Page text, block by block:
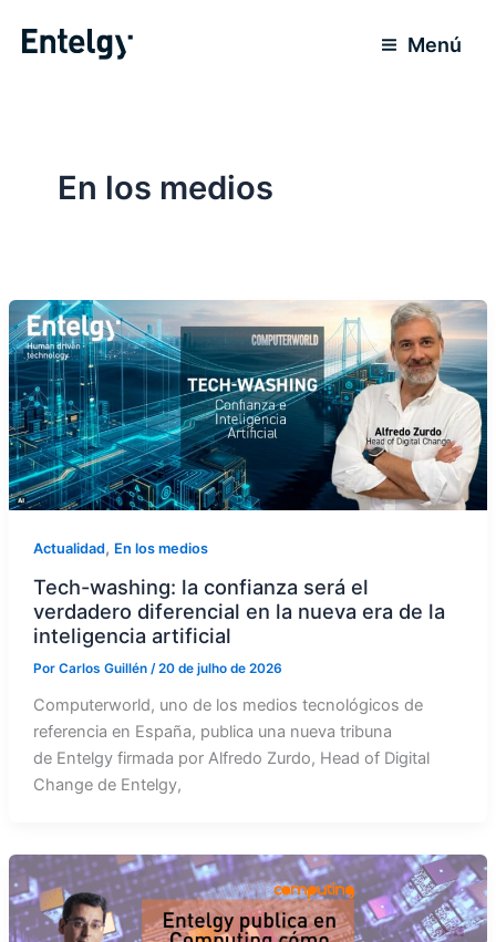
para
Menú
En los medios
Actualidad, En los medios
Tech-washing: la confianza será el
verdadero diferencial en la nueva era de la
inteligencia artificial
Por Carlos Guillén /20 de julho de 2026
Computerworld, uno de los medios tecnológicos de
referencia en España, publica una nueva tribuna
de Entelgy firmada por Alfredo Zurdo, Head of Digital
Change de Entelgy,